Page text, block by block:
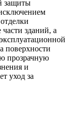
защиты
зданий, а
поверхности
прозрачную
и
уход за